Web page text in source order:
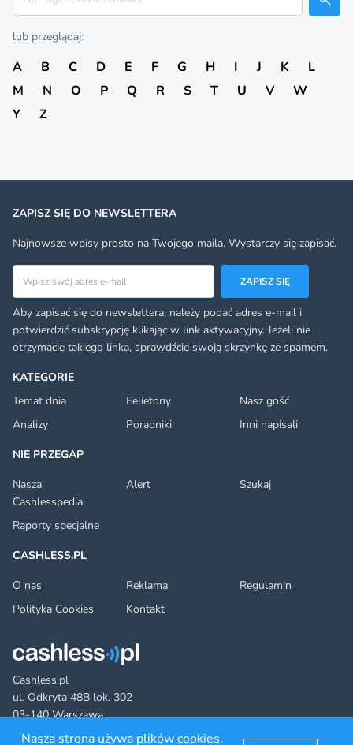
lub przeglądaj:
A B C D E F G H I J K
L
M
N O P Q R S T U V
W
Y
Z
Cashless.pl
ul. Odkryta 48B lok. 302
03-140 Warszawa
KATEGORIE
Temat dnia
Felietony
Nasz gość
Analizy
Poradniki
Inni napisali
NIE PRZEGAP
Nasza
Cashlesspedia
Alert Szukaj
Raporty specjalne
CASHLESS.PL
O nas
Reklama
Regulamin
Polityka Cookies
Kontakt
ZAPISZ SIĘ DO NEWSLETTERA
Najnowsze wpisy prosto na Twojego maila. Wystarczy się zapisać.
Adres email
ZAPISZ SIĘ
Aby zapisać się do newslettera, należy podać adres e-mail i
potwierdzić subskrypcję klikając w link aktywacyjny. Jeżeli nie
otrzymacie takiego linka, sprawdźcie swoją skrzynkę ze spamem.
Nasza strona używa plików cookies.